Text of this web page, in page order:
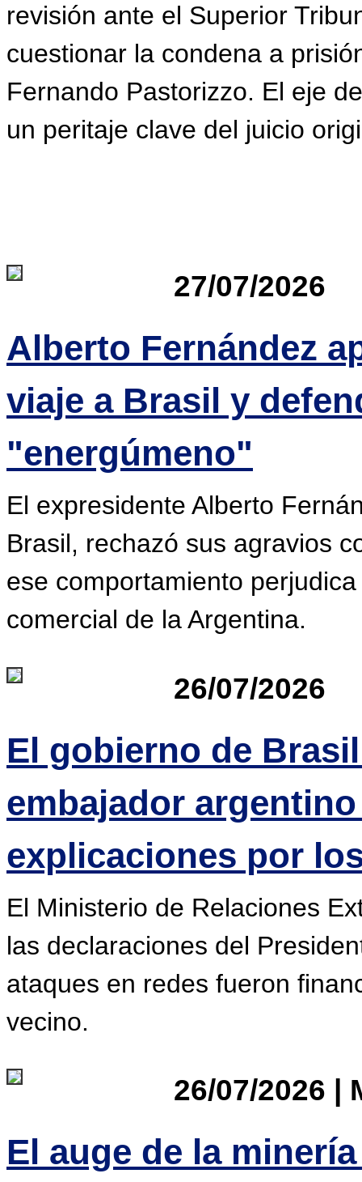
revisión ante el Superior
cuestionar la condena a
Fernando Pastorizzo. El eje
un peritaje clave del juicio
27/07/2026
Alberto Fernández
viaje a Brasil y
"energúmeno"
El expresidente Alberto
Brasil, rechazó sus agravios
ese comportamiento
comercial de la Argentina.
26/07/2026
El gobierno de
embajador
explicaciones por
El Ministerio de Relaciones
las declaraciones del
ataques en redes fueron
vecino.
26/07/2026 |
El auge de la